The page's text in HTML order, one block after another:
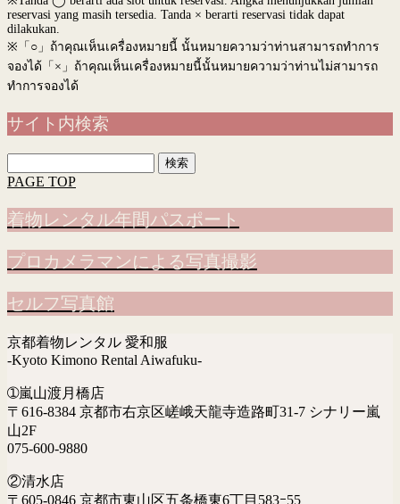
reservasi yang masih tersedia. Tanda × berarti reservasi tidak dapat
dilakukan.
※ 「○」ถ้าคุณเห็นเครื่องหมายนี้ นั้นหมายความว่าท่านสามารถทำการ
จองได้「×」ถ้าคุณเห็นเครื่องหมายนี้นั้นหมายความว่าท่านไม่สามารถ
ทำการจองได้
サイト内検索
索:
PAGE TOP
着物レンタル年間パスポート
プロカメラマンによる写真撮影
セルフ写真館
京都着物レンタル 愛和服
-Kyoto Kimono Rental Aiwafuku-
➀嵐山渡月橋店
〒616-8384 京都市右京区嵯峨天龍寺造路町31-7 シナリー嵐
山2F
075-600-9880
②清水店
〒605-0846 京都市東山区五条橋東6丁目583ｰ55